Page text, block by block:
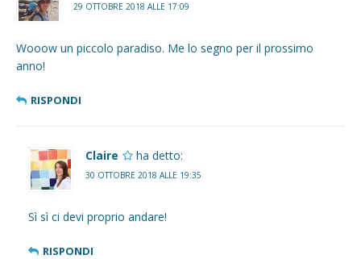
29 OTTOBRE 2018 ALLE 17:09
Wooow un piccolo paradiso. Me lo segno per il prossimo
anno!
RISPONDI
Claire ha detto:
30 OTTOBRE 2018 ALLE 19:35
Sì sì ci devi proprio andare!
RISPONDI